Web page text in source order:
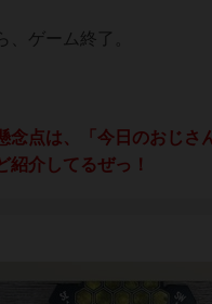
ゲーム終了。
念点は、「今日のおじ
介してるぜっ！